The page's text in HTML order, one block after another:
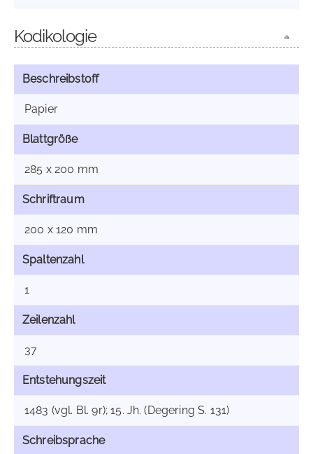
Kodikologie
Beschreibstoff
Papier
Blattgröße
285 x 200 mm
Schriftraum
200 x 120 mm
Spaltenzahl
1
Zeilenzahl
37
Entstehungszeit
1483 (vgl. Bl. 9r); 15. Jh. (Degering S. 131)
Schreibsprache